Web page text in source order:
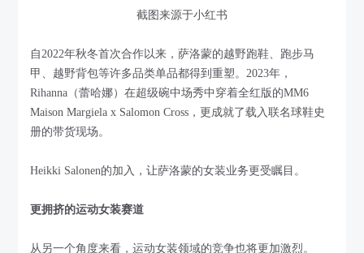
截图来源于小红书
自2022年秋冬首次合作以来，萨洛蒙的越野跑鞋、跑步马
甲、越野背包等许多品类单品都得到重塑。2023年，
Rihanna（蕾哈娜）在超级碗中场秀中穿着全红版的MM6
Maison Margiela x Salomon Cross，更成就了载入联名球鞋史
册的带货现场。
Heikki Salonen的加入，让萨洛蒙的女装业务更受瞩目。
更拥挤的运动女装赛道
从另一个角度来看，运动女装领域的竞争也将更加激烈。